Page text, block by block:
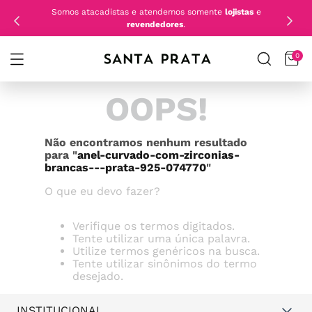
Somos atacadistas e atendemos somente lojistase
revendedores.
0
OOPS!
Não encontramos nenhum resultado
para "anel-curvado-com-zirconias-
brancas---prata-925-074770"
O que eu devo fazer?
Verifique os termos digitados.
Tente utilizar uma única palavra.
Utilize termos genéricos na busca.
Tente utilizar sinônimos do termo
desejado.